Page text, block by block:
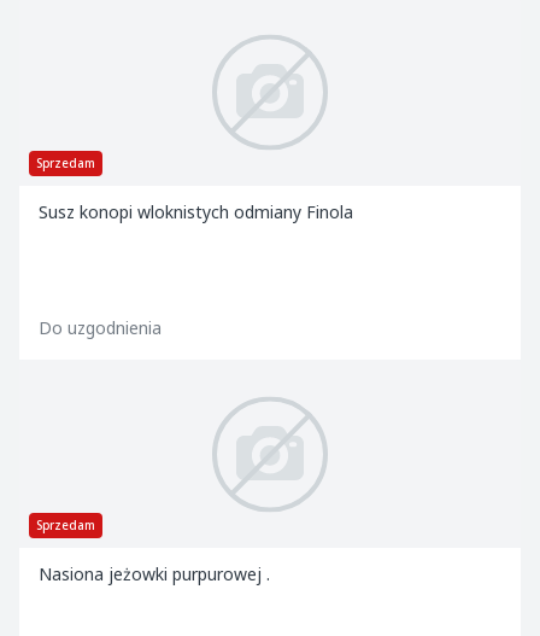
Sprzedam
Susz konopi wloknistych odmiany Finola
Do uzgodnienia
Sprzedam
Nasiona jeżowki purpurowej .